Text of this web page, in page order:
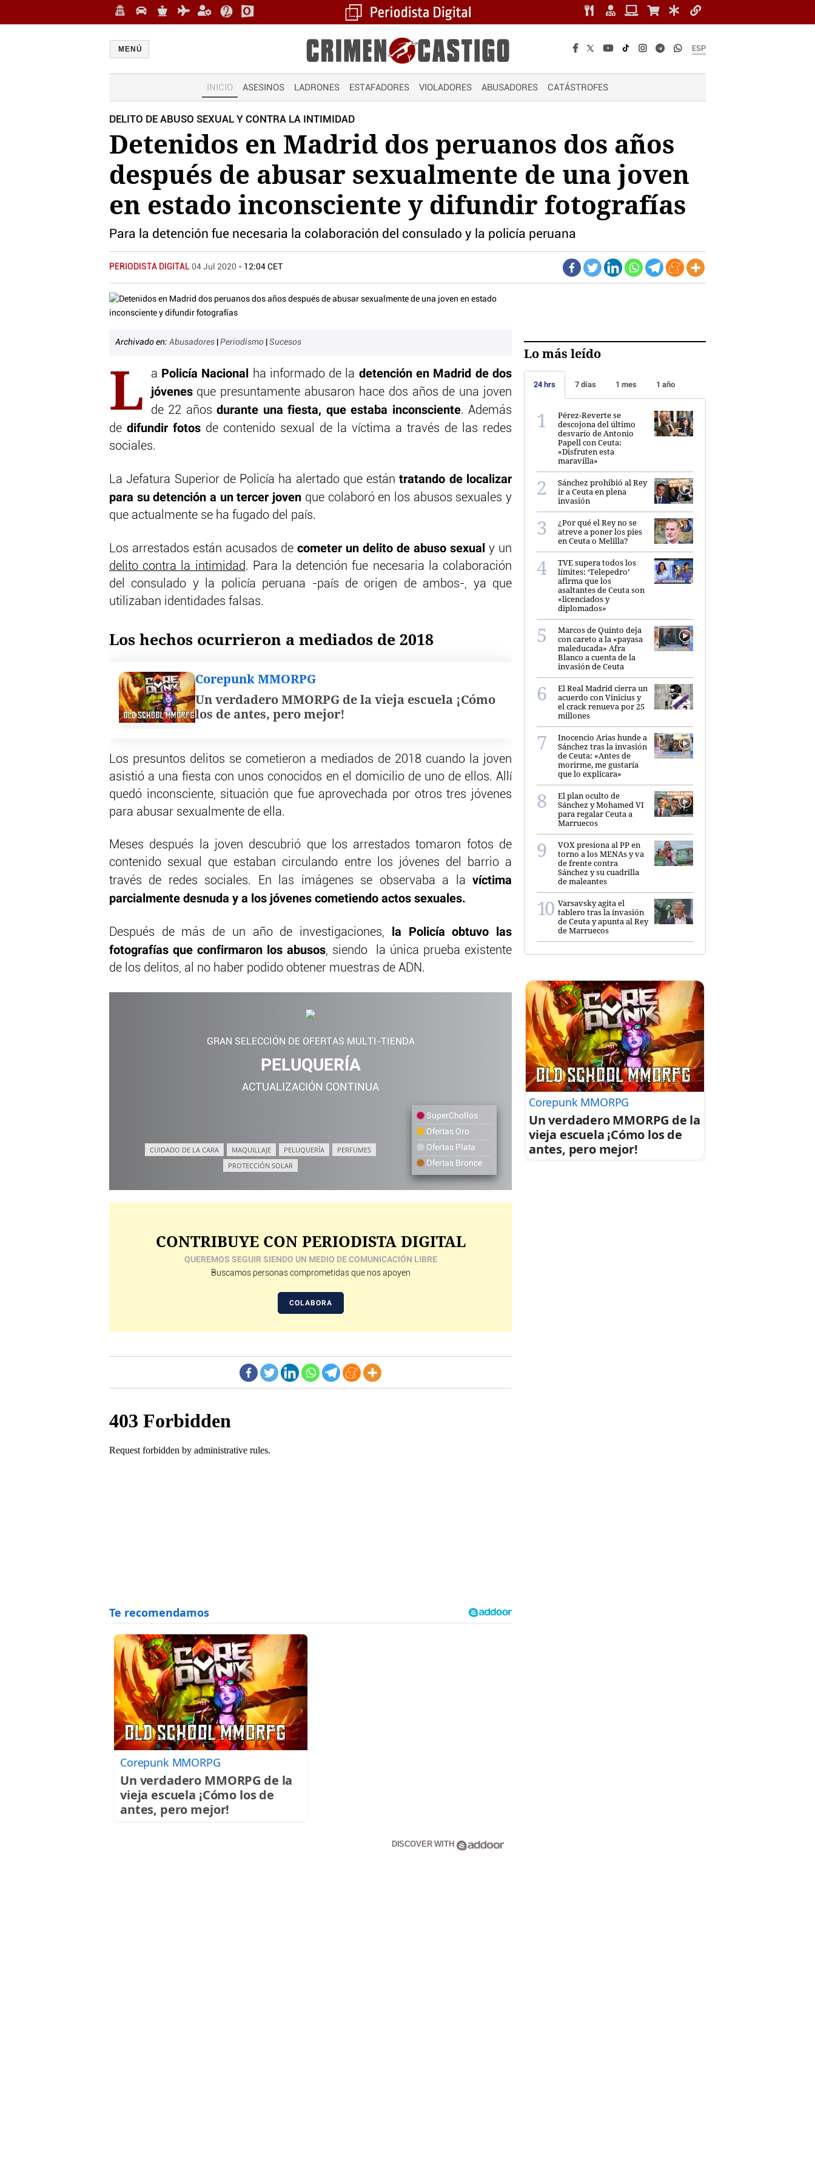
ESP
MENÚ
INICIO ASESINOS LADRONES ESTAFADORES VIOLADORES ABUSADORES CATÁSTROFES
DELITO DE ABUSO SEXUAL Y CONTRA LA INTIMIDAD
Detenidos en Madrid dos peruanos dos años
después de abusar sexualmente de una joven
en estado inconsciente y difundir fotografías
Para la detención fue necesaria la colaboración del consulado y la policía peruana
PERIODISTA DIGITAL 04 Jul 2020 - 12:04 CET
Archivado en: Abusadores Periodismo Sucesos
L a Policía Nacional ha informado de la detención en Madrid de dos
jóvenesque presuntamente abusaron hace dos años de una joven
de 22 añosdurante una fiesta, que estaba inconsciente. Además
de difundir fotos de contenido sexual de la víctima a través de las redes
sociales.
La Jefatura Superior de Policía ha alertado que están tratando de localizar
para su detención a un tercer joven que colaboró en los abusos sexuales y
que actualmente se ha fugado del país.
Los arrestados están acusados de cometer un delito de abuso sexual y un
delito contra la intimidad. Para la detención fue necesaria la colaboración
del consulado y la policía peruana -país de origen de ambos-, ya que
utilizaban identidades falsas.
Los hechos ocurrieron a mediados de 2018
Corepunk MMORPG
Un verdadero MMORPG de la vieja escuela ¡Cómo
los de antes, pero mejor!
Los presuntos delitos se cometieron a mediados de 2018 cuando la joven
asistió a una fiesta con unos conocidos en el domicilio de uno de ellos. Allí
quedó inconsciente, situación que fue aprovechada por otros tres jóvenes
para abusar sexualmente de ella.
Meses después la joven descubrió que los arrestados tomaron fotos de
contenido sexual que estaban circulando entre los jóvenes del barrio a
través de redes sociales. En las imágenes se observaba a la víctima
parcialmente desnuda y a los jóvenes cometiendo actos sexuales.
Después de más de un año de investigaciones,
la Policía obtuvo las
fotografías que confirmaron los abusos, siendo la única prueba existente
de los delitos, al no haber podido obtener muestras de ADN.
GRAN SELECCIÓN DE OFERTAS MULTI-TIENDA
PELUQUERÍA
ACTUALIZACIÓN CONTINUA
CUIDADO DE LA CARA MAQUILLAJE PELUQUERÍA
PERFUMES
PROTECCIÓN SOLAR
SuperChollos
Ofertas Oro
Ofertas Plata
Ofertas Bronce
CONTRIBUYE CON PERIODISTA DIGITAL
QUEREMOS SEGUIR SIENDO UN MEDIO DE COMUNICACIÓN LIBRE
Buscamos personas comprometidas que nos apoyen
COLABORA
Corepunk MMORPG
Un verdadero MMORPG de la
vieja escuela ¡Cómo los de
antes, pero mejor!
DISCOVER WITH
Lo más leído
24 hrs 7 días 1 mes 1 año
Pérez-Reverte se
descojona del último
desvarío de Antonio
Papell con Ceuta:
«Disfruten esta
maravilla»
Sánchez prohibió al Rey
ir a Ceuta en plena
invasión
¿Por qué el Rey no se
atreve a poner los pies
en Ceuta o Melilla?
TVE supera todos los
límites: ‘Telepedro’
afirma que los
asaltantes de Ceuta son
«licenciados y
diplomados»
Marcos de Quinto deja
con careto a la «payasa
maleducada» Afra
Blanco a cuenta de la
invasión de Ceuta
El Real Madrid cierra un
acuerdo con Vinicius y
el crack renueva por 25
millones
Inocencio Arias hunde a
Sánchez tras la invasión
de Ceuta: «Antes de
morirme, me gustaría
que lo explicara»
El plan oculto de
Sánchez y Mohamed VI
para regalar Ceuta a
Marruecos
VOX presiona al PP en
torno a los MENAs y va
de frente contra
Sánchez y su cuadrilla
de maleantes
Varsavsky agita el
tablero tras la invasión
de Ceuta y apunta al Rey
de Marruecos
Corepunk MMORPG
Un verdadero MMORPG de la
vieja escuela ¡Cómo los de
antes, pero mejor!